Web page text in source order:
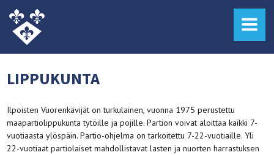
MENU
LIPPUKUNTA
Ilpoisten Vuorenkävijät on turkulainen, vuonna 1975 perustettu
maapartiolippukunta tytöille ja pojille. Partion voivat aloittaa kaikki 7-
vuotiaasta ylöspäin. Partio-ohjelma on tarkoitettu 7-22-vuotiaille. Yli
22-vuotiaat partiolaiset mahdollistavat lasten ja nuorten harrastuksen